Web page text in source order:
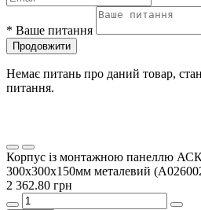
* Ваше питання
Продовжити
Немає питань про даний товар,
питання.
Корпус із монтажною панеллю
300х300х150мм металевий
2 362.80 грн